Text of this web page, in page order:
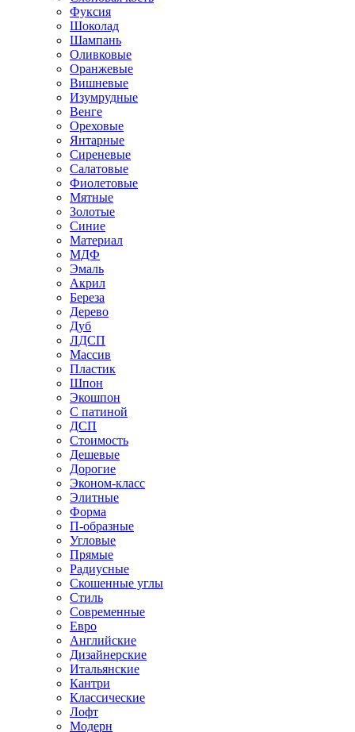
Фуксия
Шоколад
Шампань
Оливковые
Оранжевые
Вишневые
Изумрудные
Венге
Ореховые
Янтарные
Сиреневые
Салатовые
Фиолетовые
Мятные
Золотые
Синие
Материал
МДФ
Эмаль
Акрил
Береза
Дерево
Дуб
ЛДСП
Массив
Пластик
Шпон
Экошпон
С патиной
ДСП
Стоимость
Дешевые
Дорогие
Эконом-класс
Элитные
Форма
П-образные
Угловые
Прямые
Радиусные
Скошенные углы
Стиль
Современные
Евро
Английские
Дизайнерские
Итальянские
Кантри
Классические
Лофт
Модерн